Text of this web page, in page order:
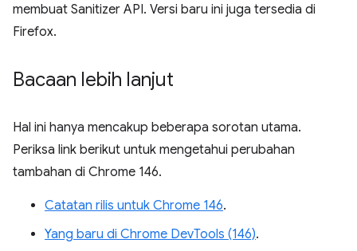
membuat Sanitizer API. Versi baru ini juga tersedia di
Firefox.
Bacaan lebih lanjut
Hal ini hanya mencakup beberapa sorotan utama.
Periksa link berikut untuk mengetahui perubahan
tambahan di Chrome 146.
Catatan rilis untuk Chrome 146.
Yang baru di Chrome DevTools (146).